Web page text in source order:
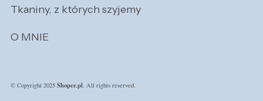
Tkaniny, z których szyjemy
O MNIE
© Copyright 2025 Shoper.pl . All rights reserved.